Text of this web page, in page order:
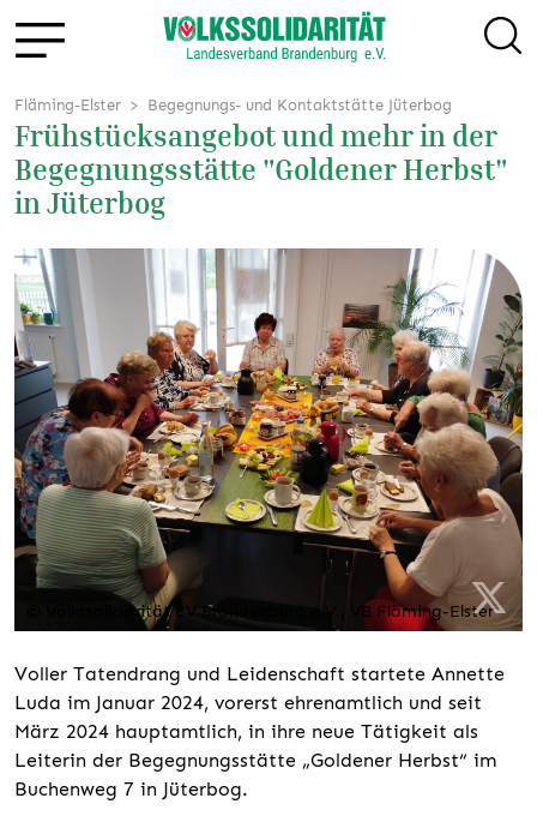
Fläming-Elster Begegnungs- und Kontaktstätte Jüterbog
Frühstücksangebot und mehr in der
Begegnungsstätte "Goldener Herbst"
in Jüterbog
© Volkssolidarität LV Brandenburg e.V., VB Fläming-Elster
Voller Tatendrang und Leidenschaft startete Annette
Luda im Januar 2024, vorerst ehrenamtlich und seit
März 2024 hauptamtlich, in ihre neue Tätigkeit als
Leiterin der Begegnungsstätte „Goldener Herbst“ im
Buchenweg 7 in Jüterbog.